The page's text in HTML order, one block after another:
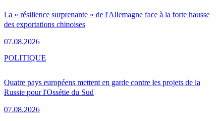
La « résilience surprenante » de l'Allemagne face à la forte hausse
des exportations chinoises
07.08.2026
Quatre pays européens mettent en garde contre les projets de la
Russie pour l'Ossétie du Sud
07.08.2026
POLITIQUE